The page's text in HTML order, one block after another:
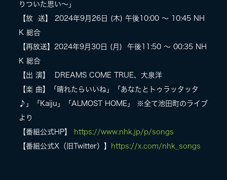
りついた思い～」
【放 送】 2024年9月26日 (木) 午後10:00 ～ 10:45 NH
K 総合
【再放送】2024年9月30日 (月) 午後11:50 ～ 00:35 NH
K 総合
【出 演】 DREAMS COME TRUE、大泉洋
【楽 曲】「晴れたらいいね」「あなたとトゥラッタッタ
♪」「Kaiju」「ALMOST HOME」 ※全て池田町のライブ
より
【番組公式HP】
https://www.nhk.jp/p/songs
【番組公式X（旧Twitter）】
https://x.com/nhk_songs